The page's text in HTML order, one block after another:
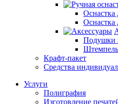
Оснастка
Оснастка
Подушки
Крафт-пакет
Средства
Услуги
Полиграфия
Изготовление